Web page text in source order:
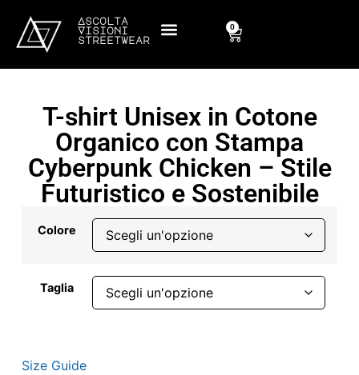
Ascolta
Visioni
streetwear
0
T-shirt Unisex in Cotone
Organico con Stampa
Cyberpunk Chicken – Stile
Futuristico e Sostenibile
Colore
Taglia
Size Guide